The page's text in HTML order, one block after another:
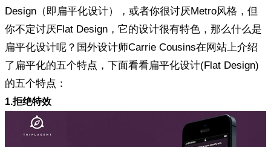
Design（即扁平化设计），或者你很讨厌Metro风格，但
你不定讨厌Flat Design，它的设计很有特色，那么什么是
扁平化设计呢？国外设计师Carrie Cousins在网站上介绍
了扁平化的五个特点，下面看看扁平化设计(Flat Design)
的五个特点：
1.拒绝特效